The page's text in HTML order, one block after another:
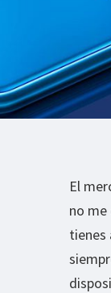
El
no me
tienes